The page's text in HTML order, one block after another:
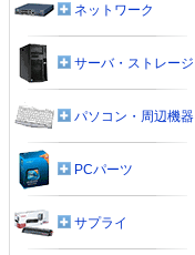
ネットワーク
サーバ・ストレージ
パソコン・周辺機器
PCパーツ
サプライ